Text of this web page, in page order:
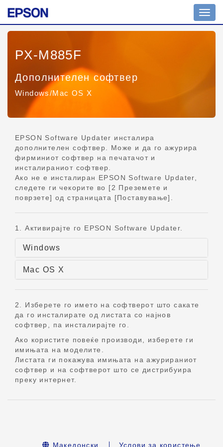
Вкл./
искл.
PX-M885F
Дополнителен софтвер
Windows/Mac OS X
EPSON Software Updater инсталира
дополнителен софтвер. Може и да го ажурира
фирминиот софтвер на печатачот и
инсталираниот софтвер.
Ако не е инсталиран EPSON Software Updater,
следете ги чекорите во [2 Преземете и
поврзете] од страницата [Поставување].
1. Активирајте го EPSON Software Updater.
Windows
Mac OS X
2. Изберете го името на софтверот што сакате
да го инсталирате од листата со најнов
софтвер, па инсталирајте го.
Ако користите повеќе производи, изберете ги
имињата на моделите.
Листата ги покажува имињата на ажурираниот
софтвер и на софтверот што се дистрибуира
преку интернет.
Македонски Услови за користење